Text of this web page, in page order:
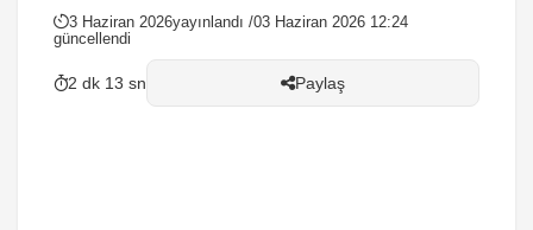
3 Haziran 2026yayınlandı /03 Haziran 2026 12:24
güncellendi
2 dk 13 sn Paylaş